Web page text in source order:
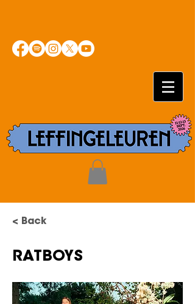
< Back
RATBOYS